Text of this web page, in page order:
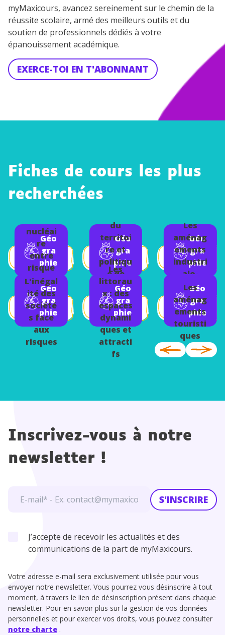
myMaxicours, avancez sereinement sur le chemin de la
réussite scolaire, armé des meilleurs outils et du
soutien de professionnels dédiés à votre
épanouissement académique.
EXERCE-TOI EN T'ABONNANT
Fiches de cours les plus
recherchées
Géo
gra
phie
nucléai
re
entre
risque
et
survie
économ
ique
Géo
gra
phie
L'inégal
ité des
société
s face
aux
risques
Géo
gra
phie
Aména
du
territoi
re et
politiqu
e de
l'enviro
nnemen
t en
France
Géo
gra
phie
Les
littorau
x : des
espaces
dynami
ques et
attracti
fs
Géo
gra
phie
Les
aménag
ements
industri
alo-
portuai
res
Géo
gra
phie
Les
aménag
ements
touristi
ques
Inscrivez-vous à notre
newsletter !
S'INSCRIRE
J’accepte de recevoir les actualités et des
communications de la part de myMaxicours.
Votre adresse e-mail sera exclusivement utilisée pour vous
envoyer notre newsletter. Vous pourrez vous désinscrire à tout
moment, à travers le lien de désinscription présent dans chaque
newsletter. Pour en savoir plus sur la gestion de vos données
personnelles et pour exercer vos droits, vous pouvez consulter
notre charte .